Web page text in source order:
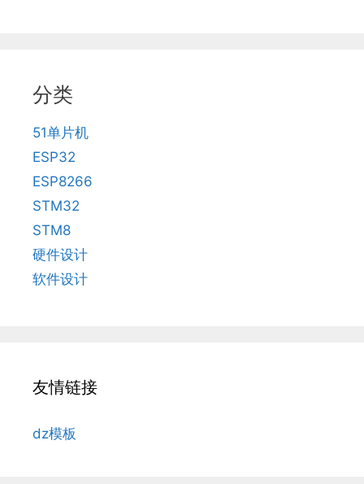
分类
51单片机
ESP32
ESP8266
STM32
STM8
硬件设计
软件设计
友情链接
dz模板